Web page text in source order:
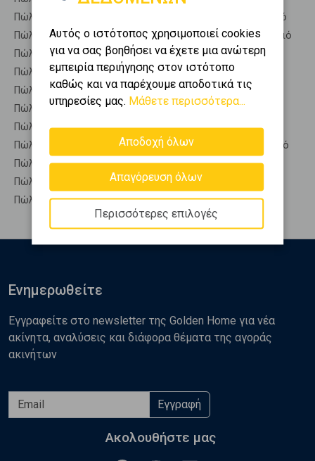
Πώληση Μεζονέτες (ανεξάρτητη) ΛΕΥΚΑΣΙΟ - Ζευγολατιό
Πώληση Μεζονέτες (εφαπτόμενη) ΛΕΥΚΑΣΙΟ - Ζευγολατιό
Πώληση Μονοκατοικίες ΛΕΥΚΑΣΙΟ - Ζευγολατιό
Πώληση Οικίες ΛΕΥΚΑΣΙΟ - Ζευγολατιό
Πώληση Οροφοδιαμερίσματα ΛΕΥΚΑΣΙΟ - Ζευγολατιό
Πώληση Οροφομεζονέτες ΛΕΥΚΑΣΙΟ - Ζευγολατιό
Πώληση Ρετιρέ ΛΕΥΚΑΣΙΟ - Ζευγολατιό
Πώληση Συγκροτήματα κατοικιών ΛΕΥΚΑΣΙΟ - Ζευγολατιό
Πώληση Υπόγεια ΛΕΥΚΑΣΙΟ - Ζευγολατιό
Πώληση Υπόσκαφα ΛΕΥΚΑΣΙΟ - Ζευγολατιό
Πώληση Υπολ. υψουν ΛΕΥΚΑΣΙΟ - Ζευγολατιό
Αυτός ο ιστότοπος χρησιμοποιεί cookies
για να σας βοηθήσει να έχετε μια ανώτερη
εμπειρία περιήγησης στον ιστότοπο
καθώς και να παρέχουμε αποδοτικά τις
υπηρεσίες μας. Μάθετε περισσότερα...
Αποδοχή όλων
Απαγόρευση όλων
Περισσότερες επιλογές
Ενημερωθείτε
Εγγραφείτε στο newsletter της Golden Home για νέα
ακίνητα, αναλύσεις και διάφορα θέματα της αγοράς
ακινήτων
Εγγραφή
Ακολουθήστε μας